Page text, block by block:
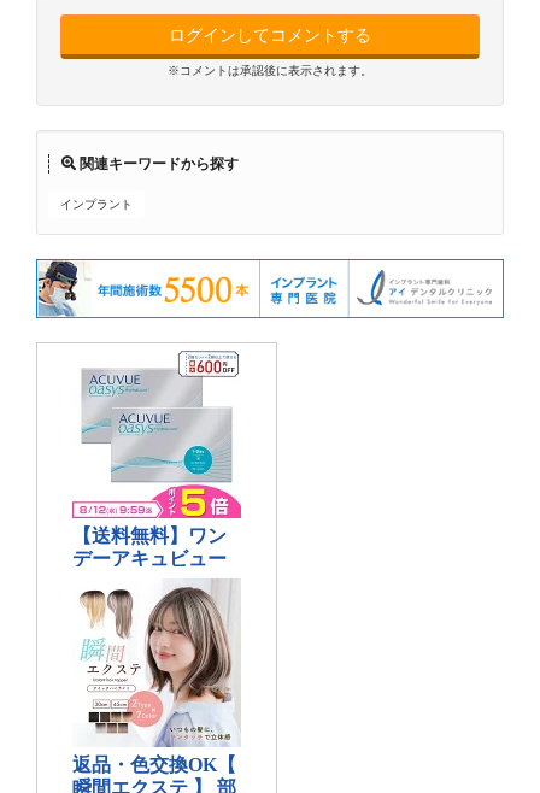
ログインしてコメントする
※コメントは承認後に表示されます。
関連キーワードから探す
インプラント